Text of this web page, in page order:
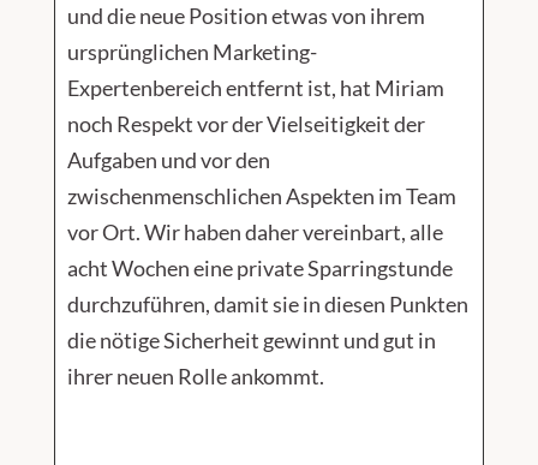
und die neue Position etwas von ihrem
ursprünglichen Marketing-
Expertenbereich entfernt ist, hat Miriam
noch Respekt vor der Vielseitigkeit der
Aufgaben und vor den
zwischenmenschlichen Aspekten im Team
vor Ort. Wir haben daher vereinbart, alle
acht Wochen eine private Sparringstunde
durchzuführen, damit sie in diesen Punkten
die nötige Sicherheit gewinnt und gut in
ihrer neuen Rolle ankommt.